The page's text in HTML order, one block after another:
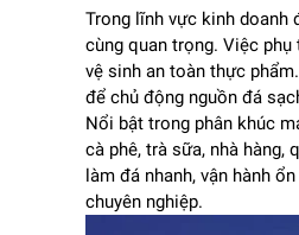
Trong lĩnh vực kinh doanh
cùng quan trọng. Việc
vệ sinh an toàn thực
để chủ động nguồn đá
Nổi bật trong phân khúc
cà phê, trà sữa, nhà hàng,
làm đá nhanh, vận hành
chuyên nghiệp.